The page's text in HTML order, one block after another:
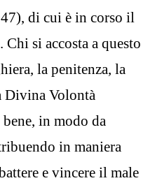
di cui è in corso il
si accosta a questo
la penitenza, la
Divina Volontà
in modo da
in maniera
e vincere il male